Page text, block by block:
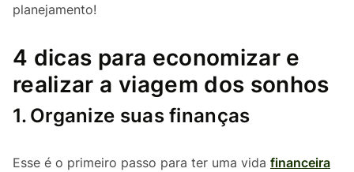
planejamento!
4 dicas para economizar e
realizar a viagem dos sonhos
1. Organize suas finanças
Esse é o primeiro passo para ter uma vida financeira